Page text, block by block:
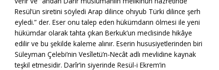
Resül’ün siretini söyledi Arap dilince ohıyub Türki dilince şerh
eyledi.” der. Eser onu talep eden hükümdarın ölmesi ile yeni
hükümdar olarak tahta çıkan Berkuk’un meclisinde hikâye
edilir ve bu şekilde kaleme alınır. Eserin hususiyetlerinden biri
Süleyman Çelebi’nin Vesîletü’n-Necât adlı mevlidine kaynak
teşkil etmesidir. Darîr’in siyerinde Resül-i Ekrem’in